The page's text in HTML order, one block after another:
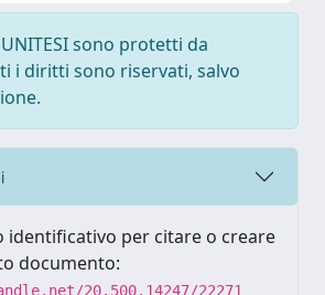
sono protetti da
i diritti sono riservati, salvo
identificativo per citare o creare
documento:
20.500.14247/22271